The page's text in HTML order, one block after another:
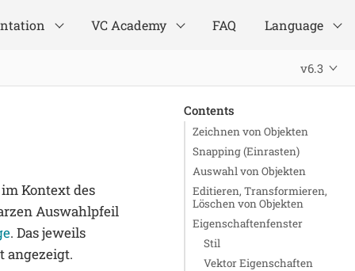
VC Academy FAQ Language
v6.3
Contents
Zeichnen von Objekten
Snapping (Einrasten)
Auswahl von Objekten
Editieren, Transformieren,
Löschen von Objekten
Eigenschaftenfenster
Stil
Vektor Eigenschaften
Kontext des
Auswahlpfeil
. Das jeweils
angezeigt.